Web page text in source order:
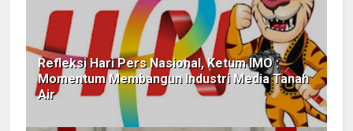
Refleksi Hari Pers Nasional, Ketum IMO :
Momentum Membangun Industri Media Tanah
Air